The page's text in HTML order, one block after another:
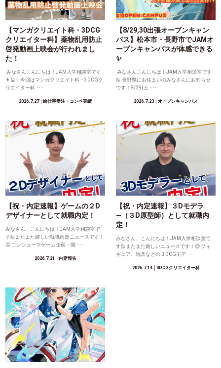
【マンガクリエイト科・3DCG
クリエイター科】薬物乱用防止
啓発動画上映会が行われまし
た！
みなさんこんにちは！JAM入学相談室です
👩‍💻✨ 今回はマンガクリエイト科・3DCGク
リエイター科 ･･･
2026.7.27│絵仕事受注・コンペ実績
【8/29,30出張オープンキャン
パス】松本市・長野市でJAMオ
ープンキャンパスが体感できる
✨
みなさんこんにちは！JAM入学相談室です
🙋 長野県にお住まいのみなさんにお知らせ
です！8/29(土 ･･･
2026.7.23 │オープンキャンパス
【祝・内定速報】ゲームの２D
デザイナーとして就職内定！
みなさん、こんにちは！JAM入学相談室で
す🙋またまた嬉しい就職内定ニュースです！
😊 コンシューマゲーム企画・開 ･･･
2026.7.21 │内定報告
【祝・内定速報】３Dモデラ
―（３D原型師）として就職内
定！
みなさん、こんにちは！JAM入学相談室で
す🙋またまた嬉しいニュースです！😊 フィ
ギュア、玩具などの３DCGモデ ･･･
2026.7.14│3DCGクリエイター科